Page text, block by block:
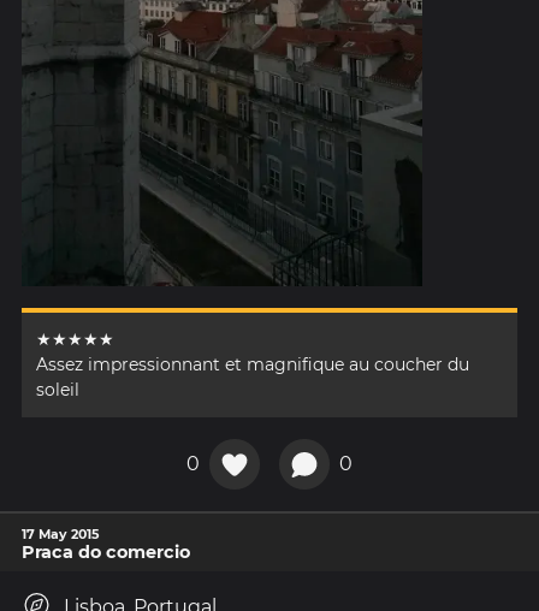
★★★★★
Assez impressionnant et magnifique au coucher du
soleil
0 0
17 May 2015
Praca do comercio